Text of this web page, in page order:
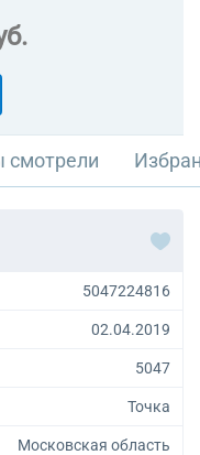
смотрели
5047224816
02.04.2019
5047
Точка
Московская область